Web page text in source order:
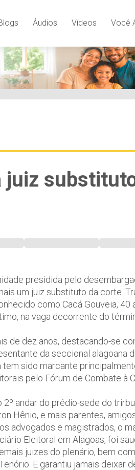
Áudios Vídeos Você
juiz
presidida pelo
um juiz substituto da corte.
como Cacá Gouveia, 40
na vaga decorrente do
de dez anos, destacando-se
da seccional alagoana
sido marcante
pelo Fórum de Combate à
andar do prédio-sede do
Hênio, e mais parentes,
advogados e magistrados, o
Eleitoral em Alagoas, foi
juizes do plenário, bem
E garantiu jamais deixar